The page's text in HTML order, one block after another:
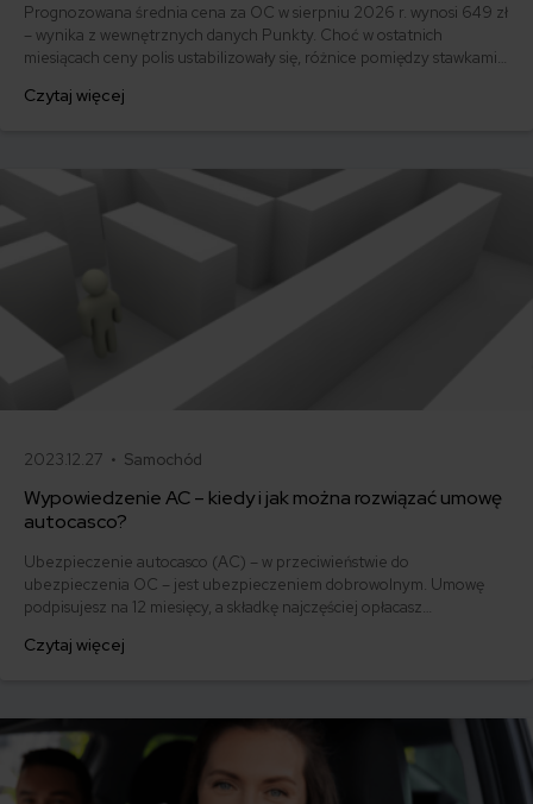
Prognozowana średnia cena za OC w sierpniu 2026 r. wynosi 649 zł
– wynika z wewnętrznych danych Punkty. Choć w ostatnich
miesiącach ceny polis ustabilizowały się, różnice pomiędzy stawkami
500 zł, inni – powyżej 1500 zł. Gdzie znaleźć najtańsze OC w Polsce
Czytaj więcej
2023.12.27 • Samochód
Wypowiedzenie AC – kiedy i jak można rozwiązać umowę
autocasco?
Ubezpieczenie autocasco (AC) – w przeciwieństwie do
ubezpieczenia OC – jest ubezpieczeniem dobrowolnym. Umowę
podpisujesz na 12 miesięcy, a składkę najczęściej opłacasz
ofertę lub zdecydowałeś się sprzedać samochód w trakcie trwania
Czytaj więcej